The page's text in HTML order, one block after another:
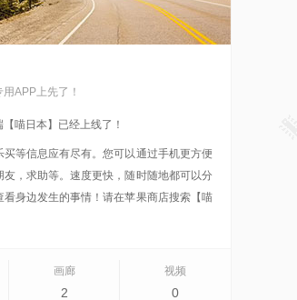
APP上先了！
喵日本】已经上线了！
买等信息应有尽有。您可以通过手机更方便
友，求助等。速度更快，随时随地都可以分
看身边发生的事情！请在苹果商店搜索【喵
画廊
2
视频
0